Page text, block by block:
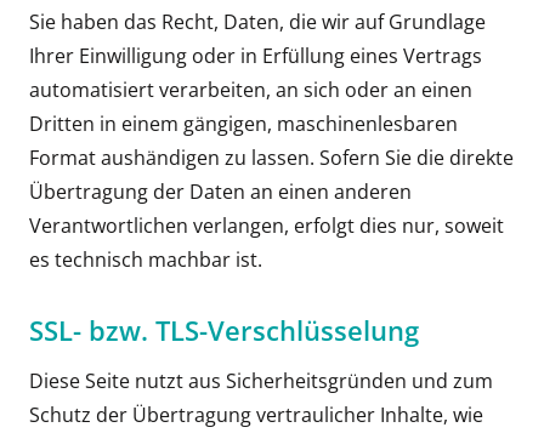
Sie haben das Recht, Daten, die wir auf Grundlage
Ihrer Einwilligung oder in Erfüllung eines Vertrags
automatisiert verarbeiten, an sich oder an einen
Dritten in einem gängigen, maschinenlesbaren
Format aushändigen zu lassen. Sofern Sie die direkte
Übertragung der Daten an einen anderen
Verantwortlichen verlangen, erfolgt dies nur, soweit
es technisch machbar ist.
SSL- bzw. TLS-Verschlüsselung
Diese Seite nutzt aus Sicherheitsgründen und zum
Schutz der Übertragung vertraulicher Inhalte, wie